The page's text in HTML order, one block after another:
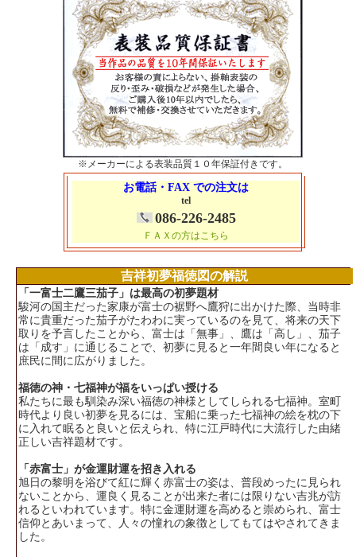
※メーカーによる表装品質１０年保証付きです。
お電話・FAX での注文は
tel
086-226-2485
ＦＡＸの方はこちら
吉祥初夢福徳図の解説
「一富士二鷹三茄子」は最高の初夢題材
駿河の国主だった家康が富士の裾野へ鷹狩に出かけた際、当時非
常に貴重だった茄子がたわわに実っているのを見て、将来の天下
取りを予言したことから、富士は「無事」、鷹は「高し」、茄子
は「成す」に通じることで、初夢に見ると一年間良い年になると
庶民に間に広がりました。
福徳の神・七福神が福をいっぱい授ける
私たちに最も馴染み深い福徳の神様としてしられる七福神。室町
時代より良い初夢を見るには、宝船に乗った七福神の絵を枕の下
に入れて眠ると良いと伝えられ、特に江戸時代に大流行した由緒
正しい吉祥題材です。
「赤富士」が金運財運を招き入れる
旭日の黎明を浴びて紅に輝く赤富士の姿は、普段めったに見られ
ないことから、運良く見ることが出来た者には限りない吉兆が訪
れるといわれています。特に金運財運を高めると崇められ、富士
信仰とあいまって、人々の憧れの象徴としてもてはやされてきま
した。